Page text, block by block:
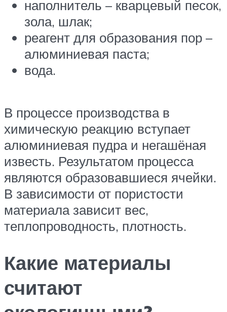
наполнитель – кварцевый песок,
зола, шлак;
реагент для образования пор –
алюминиевая паста;
вода.
В процессе производства в
химическую реакцию вступает
алюминиевая пудра и негашёная
известь. Результатом процесса
являются образовавшиеся ячейки.
В зависимости от пористости
материала зависит вес,
теплопроводность, плотность.
Какие материалы
считают